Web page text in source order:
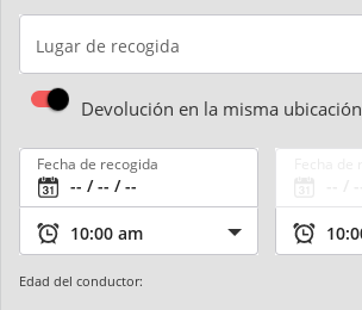
Lugar de recogida
Devolución en la misma ubicación
Fecha de recogida
Edad del conductor: